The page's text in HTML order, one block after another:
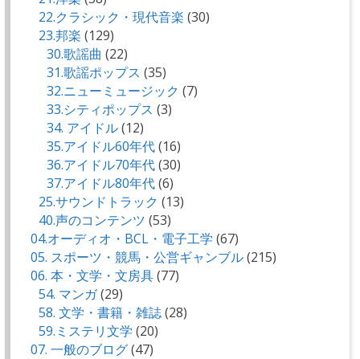
22.クラシック・現代音楽 (30)
23.邦楽 (129)
30.歌謡曲 (22)
31.歌謡ポップス (35)
32.ニューミュージック (7)
33.シティポップス (3)
34. アイドル(12)
35.アイドル60年代(16)
36.アイドル70年代(30)
37.アイドル80年代(6)
25.サウンドトラック (13)
40.声のコンテンツ (53)
04.オーディオ・BCL・電子工学 (67)
05. スポーツ・競馬・公営ギャンブル(215)
06. 本・文学・文房具(77)
54. マンガ(29)
58. 文学・書籍・雑誌(28)
59.ミステリ文学 (20)
07. 一般のブログ(47)